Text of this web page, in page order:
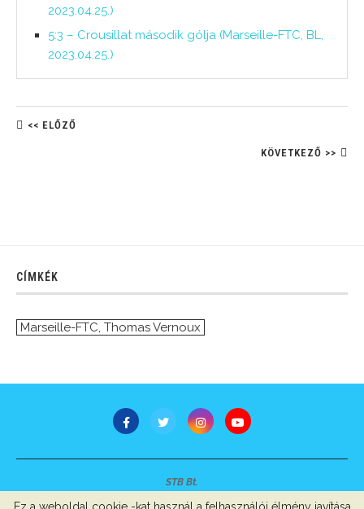
2023.04.25.)
5:3 – Crousillat második gólja (Marseille-FTC, BL,
2023.04.25.)
<< ELŐZŐ
KÖVETKEZŐ >>
CÍMKÉK
Marseille-FTC Thomas Vernoux
STB Bt.
Minden jog fenntartva © 2007-2022